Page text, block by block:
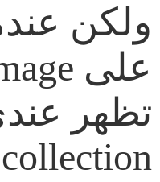
ولكن
تظهر
collection